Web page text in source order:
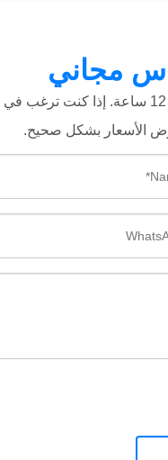
مجاني
سيتم تأكيد الطلب في 10 ثوان. ليس لديك حاجة لتكرار
الأسعار بشكل صحيح.